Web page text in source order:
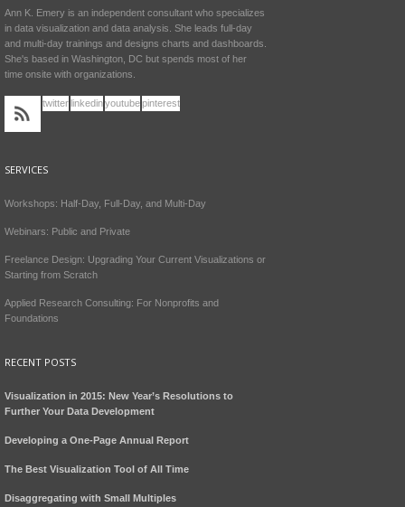
Ann K. Emery is an independent consultant who specializes
in data visualization and data analysis. She leads full-day
and multi-day trainings and designs charts and dashboards.
She's based in Washington, DC but spends most of her
time onsite with organizations.
twitterlinkedinyoutubepinterest
SERVICES
Workshops: Half-Day, Full-Day, and Multi-Day
Webinars: Public and Private
Freelance Design: Upgrading Your Current Visualizations or
Starting from Scratch
Applied Research Consulting: For Nonprofits and
Foundations
RECENT POSTS
Visualization in 2015: New Year’s Resolutions to
Further Your Data Development
Developing a One-Page Annual Report
The Best Visualization Tool of All Time
Disaggregating with Small Multiples